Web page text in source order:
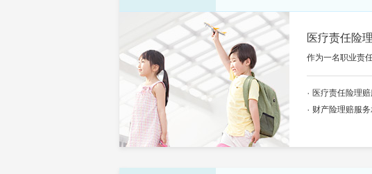
医疗责任险
作为一名职业责
医疗责任险理
财产险理赔服